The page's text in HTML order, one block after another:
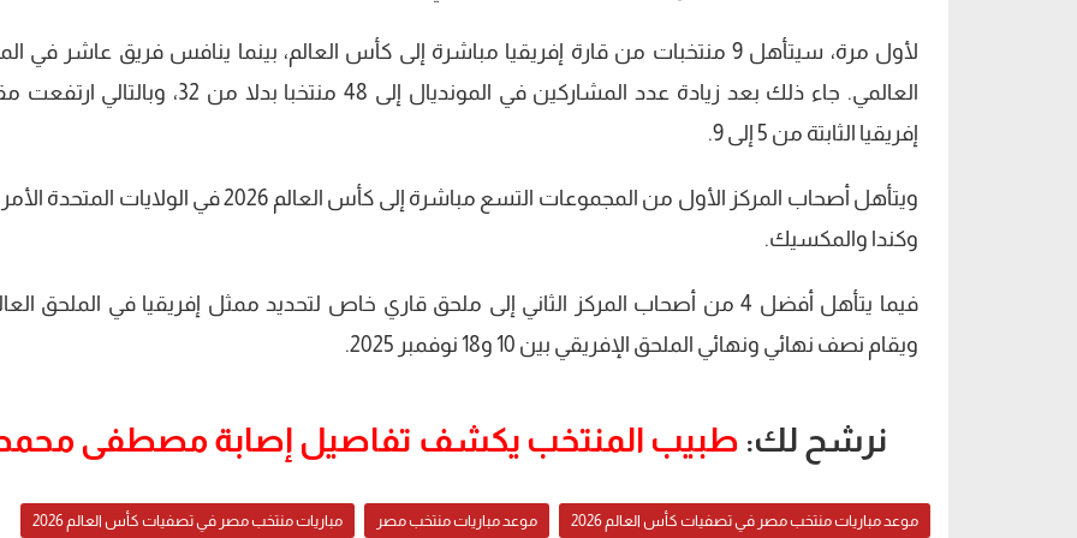
لأول مرة، سيتأهل 9 منتخبات من قارة إفريقيا مباشرة إلى كأس العالم، بينما ينافس فريق عاشر في
العالمي. جاء ذلك بعد زيادة عدد المشاركين في المونديال إلى 48 منتخبا بدلا من 32،
إفريقيا الثابتة من 5 إلى 9.
ويتأهل أصحاب المركز الأول من المجموعات التسع مباشرة إلى كأس العالم 2026 في الولايات
وكندا والمكسيك.
فيما يتأهل أفضل 4 من أصحاب المركز الثاني إلى ملحق قاري خاص لتحديد ممثل إفريقيا في الملحق
ويقام نصف نهائي ونهائي الملحق الإفريقي بين 10 و18 نوفمبر 2025.
نرشح لك: طبيب المنتخب يكشف تفاصيل إصابة مصطفى
موعد مباريات منتخب مصر في تصفيات كأس العالم 2026 موعد مباريات منتخب مصر مباريات منتخب مصر في تصفيات كأس العالم 2026